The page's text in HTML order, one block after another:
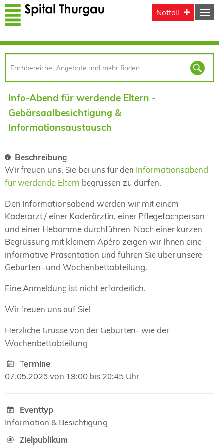
Direkt zum Inhalt
Notfall
Info-Abend für werdende Eltern -
Gebärsaalbesichtigung &
Informationsaustausch
Beschreibung
Wir freuen uns, Sie bei uns für den Informationsabend
für werdende Eltern begrüssen zu dürfen.
Den Informationsabend werden wir mit einem
Kaderarzt / einer Kaderärztin, einer Pflegefachperson
und einer Hebamme durchführen. Nach einer kurzen
Begrüssung mit kleinem Apéro zeigen wir Ihnen eine
informative Präsentation und führen Sie über unsere
Geburten- und Wochenbettabteilung.
Eine Anmeldung ist nicht erforderlich.
Wir freuen uns auf Sie!
Herzliche Grüsse von der Geburten- wie der
Wochenbettabteilung
Termine
07.05.2026 von 19:00 bis 20:45 Uhr
Eventtyp
Information & Besichtigung
Zielpublikum